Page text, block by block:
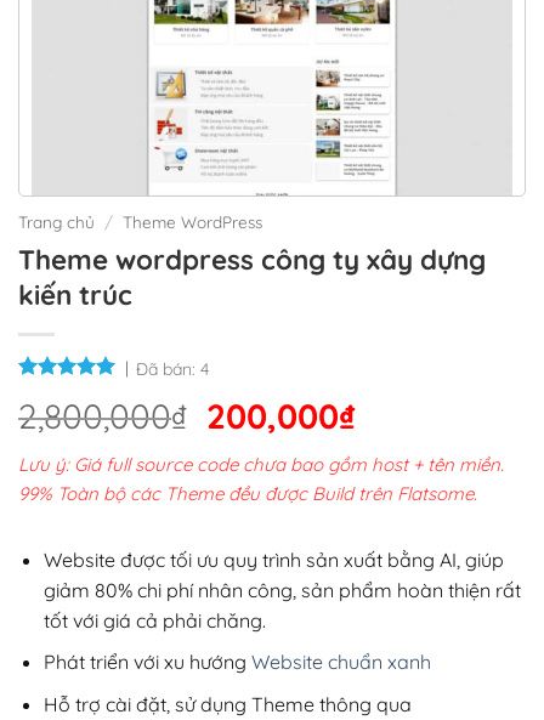
Trang chủ / Theme WordPress
Theme wordpress công ty xây dựng
kiến trúc
Đã bán: 4
2,800,000₫ Giá
gốc
là:
2,800,000₫.
200,000₫Giá
hiện
tại
200,000₫.
Lưu ý: Giá full source code chưa bao gồm host + tên miền.
99% Toàn bộ các Theme đều được Build trên Flatsome.
Website được tối ưu quy trình sản xuất bằng AI, giúp
giảm 80% chi phí nhân công, sản phẩm hoàn thiện rất
tốt với giá cả phải chăng.
Phát triển với xu hướng Website chuẩn xanh
Hỗ trợ cài đặt, sử dụng Theme thông qua